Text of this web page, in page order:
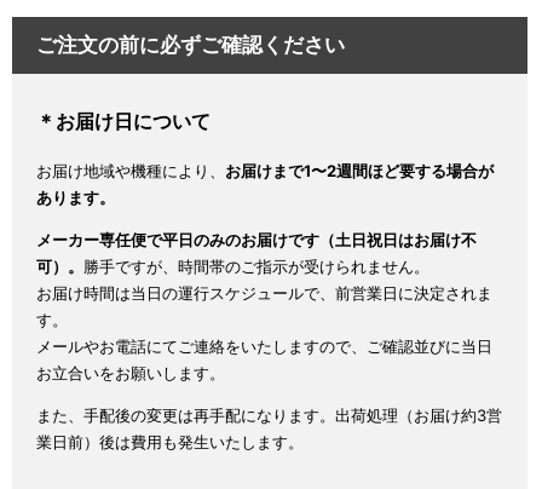
ご注文の前に必ずご確認ください
＊お届け日について
お届け地域や機種により、 お届けまで1〜2週間ほど要する場合が
あります。
メーカー専任便で平日のみのお届けです（土日祝日はお届け不
可）。 勝手ですが、時間帯のご指示が受けられません。
お届け時間は当日の運行スケジュールで、前営業日に決定されま
す。
メールやお電話にてご連絡をいたしますので、ご確認並びに当日
お立合いをお願いします。
また、手配後の変更は再手配になります。出荷処理（お届け約3営
業日前）後は費用も発生いたします。